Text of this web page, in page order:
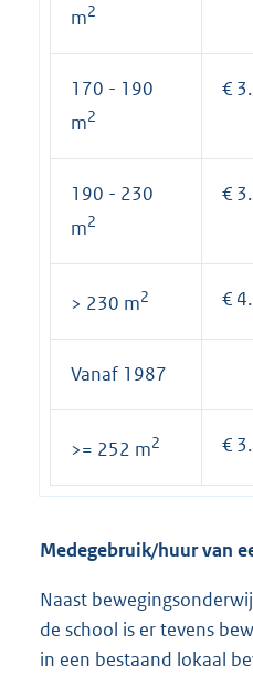
m2
170 - 190
m2
€
190 - 230
m2
€
> 230 m2 €
Vanaf 1987
>= 252 m2 €
Medegebruik/huur van
Naast
de school is er tevens
in een bestaand lokaal